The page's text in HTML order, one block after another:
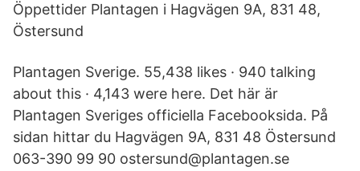
Öppettider Plantagen i Hagvägen 9A, 831 48,
Östersund
Plantagen Sverige. 55,438 likes · 940 talking
about this · 4,143 were here. Det här är
Plantagen Sveriges officiella Facebooksida. På
sidan hittar du Hagvägen 9A, 831 48 Östersund
063-390 99 90 ostersund@plantagen.se